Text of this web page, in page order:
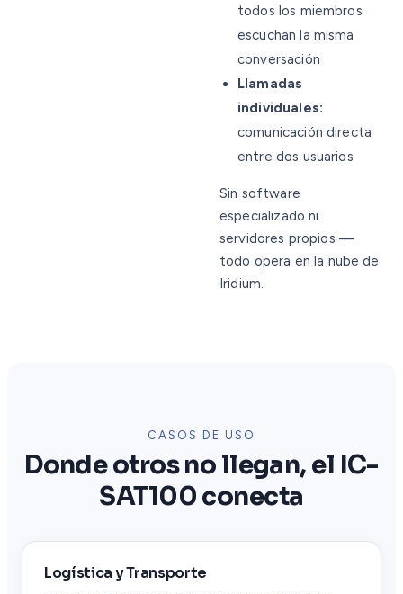
todos los miembros
escuchan la misma
conversación
Llamadas
individuales:
comunicación directa
entre dos usuarios
Sin software
especializado ni
servidores propios —
todo opera en la nube de
Iridium.
CASOS DE USO
Donde otros no llegan, el IC-
SAT100 conecta
Logística y Transporte